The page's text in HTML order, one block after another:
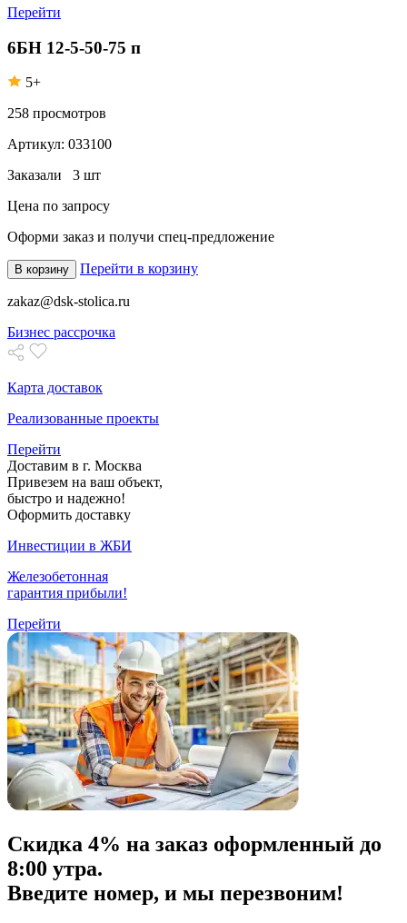
Перейти
6БН 12-5-50-75 п
5+
258 просмотров
Артикул: 033100
Заказали 3 шт
Цена по запросу
Оформи заказ и получи спец-предложение
В корзину Перейти в корзину
zakaz@dsk-stolica.ru
Бизнес рассрочка
Карта доставок
Реализованные проекты
Перейти
Доставим в г. Москва
Привезем на ваш объект,
быстро и надежно!
Оформить доставку
Инвестиции в ЖБИ
Железобетонная
гарантия прибыли!
Перейти
Скидка 4% на заказ оформленный до
8:00 утра.
Введите номер, и мы перезвоним!